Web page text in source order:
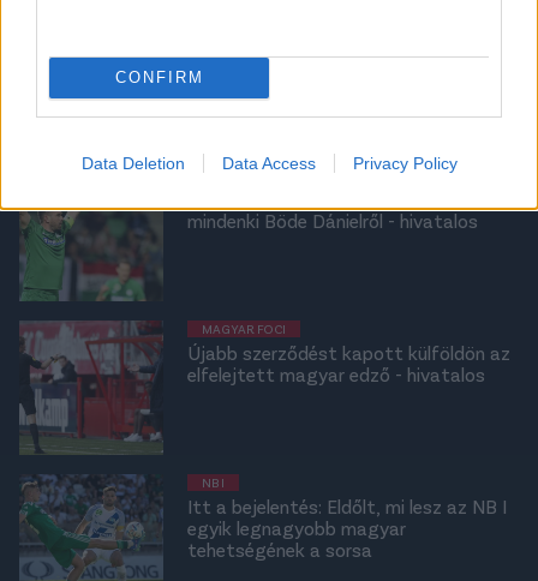
CONFIRM
Data Deletion Data Access Privacy Policy
Bognár-csapatnál - hivatalos
NB I
mindenki Böde Dánielről - hivatalos
MAGYAR FOCI
Újabb szerződést kapott külföldön az
elfelejtett magyar edző - hivatalos
NB I
Itt a bejelentés: Eldőlt, mi lesz az NB I
egyik legnagyobb magyar
tehetségének a sorsa